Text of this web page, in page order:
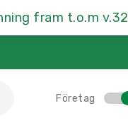
fram t.o.m v.32
Företag